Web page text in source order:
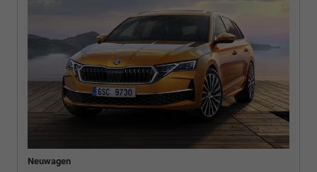
Neuwagen